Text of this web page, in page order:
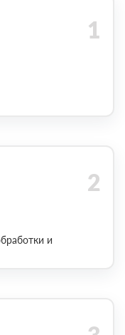
и